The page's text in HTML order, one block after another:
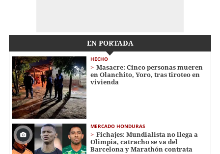
EN PORTADA
HECHO
Masacre: Cinco personas mueren
en Olanchito, Yoro, tras tiroteo en
vivienda
MERCADO HONDURAS
Fichajes: Mundialista no llega a
Olimpia, catracho se va del
Barcelona y Marathón contrata